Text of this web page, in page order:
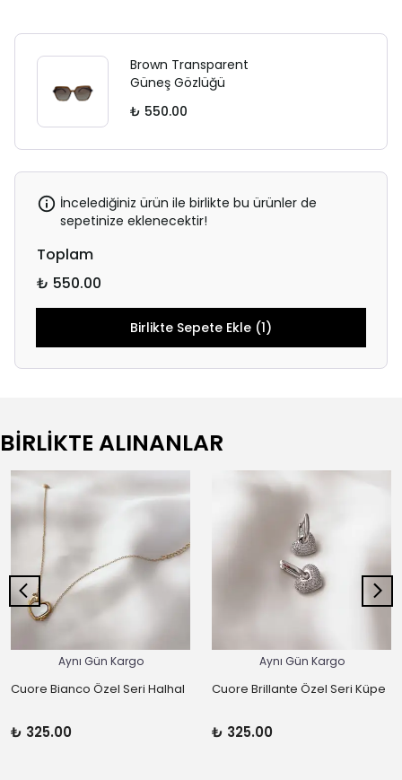
Brown Transparent
Güneş Gözlüğü
₺ 550.00
İncelediğiniz ürün ile birlikte bu ürünler de
sepetinize eklenecektir!
Toplam
₺ 550.00
Birlikte Sepete Ekle (1)
BİRLİKTE ALINANLAR
Aynı Gün Kargo
Cuore Bianco Özel Seri Halhal
₺ 325.00
Aynı Gün Kargo
Cuore Brillante Özel Seri Küpe
₺ 325.00